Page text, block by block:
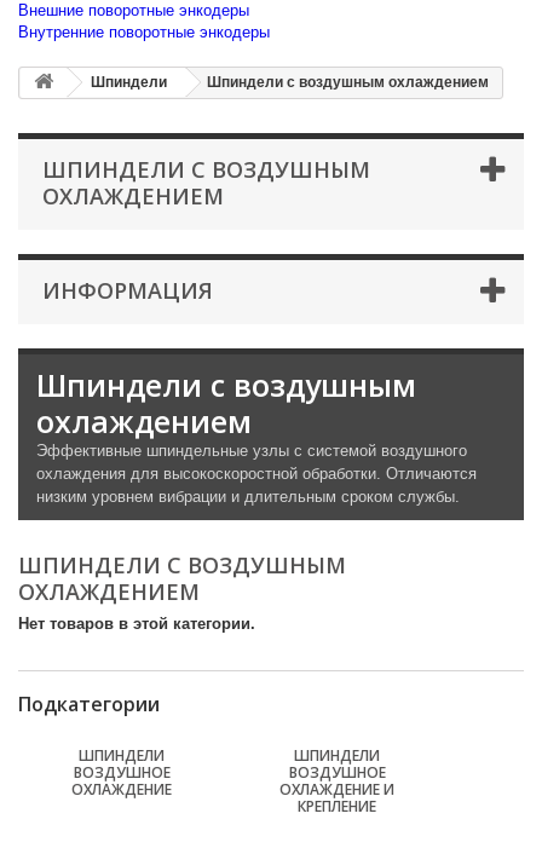
Внешние поворотные энкодеры
Внутренние поворотные энкодеры
Шпиндели Шпиндели с воздушным охлаждением
ШПИНДЕЛИ С ВОЗДУШНЫМ
ОХЛАЖДЕНИЕМ
ИНФОРМАЦИЯ
Шпиндели с воздушным
охлаждением
Эффективные шпиндельные узлы с системой воздушного
охлаждения для высокоскоростной обработки. Отличаются
низким уровнем вибрации и длительным сроком службы.
ШПИНДЕЛИ С ВОЗДУШНЫМ
ОХЛАЖДЕНИЕМ
Нет товаров в этой категории.
Подкатегории
ШПИНДЕЛИ
ВОЗДУШНОЕ
ОХЛАЖДЕНИЕ
ШПИНДЕЛИ
ВОЗДУШНОЕ
ОХЛАЖДЕНИЕ И
КРЕПЛЕНИЕ